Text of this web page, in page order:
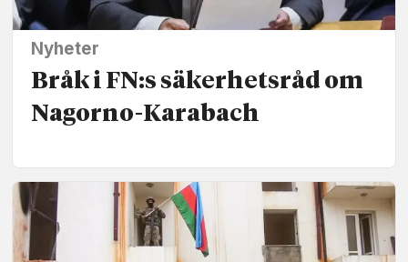
Nyheter
Bråk i FN:s säkerhetsråd om
Nagorno-Karabach